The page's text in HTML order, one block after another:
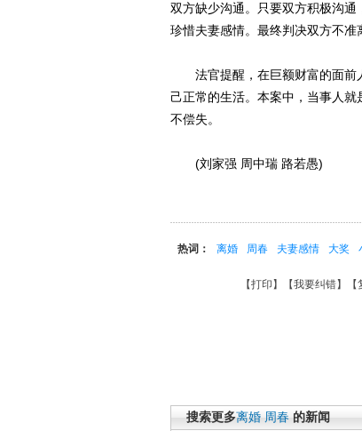
双方缺少沟通。只要双方积极沟通
珍惜夫妻感情。最终判决双方不准
法官提醒，在巨额财富的面前
己正常的生活。本案中，当事人
不偿失。
(刘家强 周中瑞 路若愚)
热词： 离婚 周春 夫妻感情 大奖
【打印 】【我要纠错】【
搜索更多离婚 周春 的新闻